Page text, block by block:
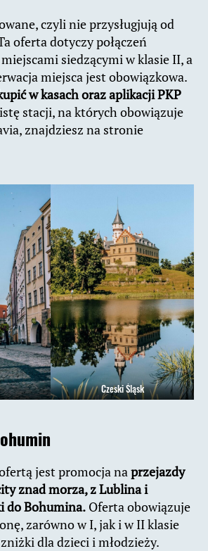
czyli nie przysługjują od
oferta dotyczy połączeń
siedzącymi w klasie II, a
miejsca jest obowiązkowa.
w kasach oraz aplikacji PKP
stacji, na których obowiązuje
znajdziesz na stronie
Czeski Śląsk
jest promocja na przejazdy
znad morza, z Lublina i
do Bohumina. Oferta obowiązuje
zarówno w I, jak i w II klasie
dla dzieci i młodzieży.